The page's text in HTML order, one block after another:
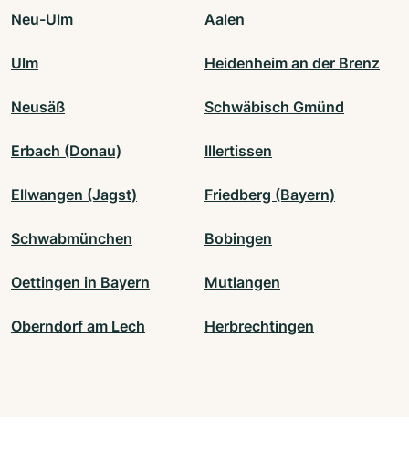
Neu-Ulm Aalen
Ulm Heidenheim an der Brenz
Neusäß Schwäbisch Gmünd
Erbach (Donau) Illertissen
Ellwangen (Jagst) Friedberg (Bayern)
Schwabmünchen Bobingen
Oettingen in Bayern Mutlangen
Oberndorf am Lech Herbrechtingen